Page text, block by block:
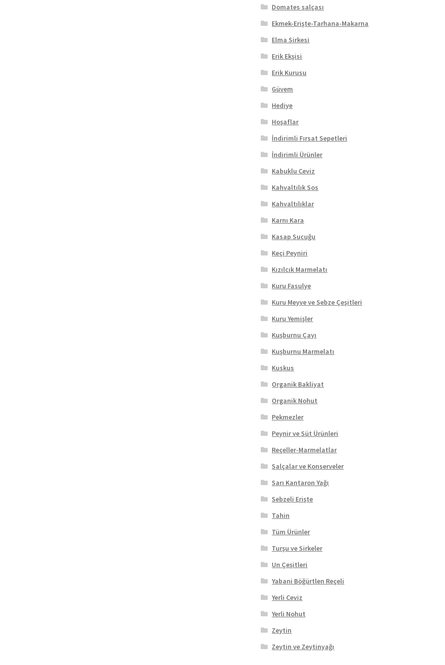
Domates salçası
Ekmek-Erişte-Tarhana-Makarna
Elma Sirkesi
Erik Ekşisi
Erik Kurusu
Güvem
Hediye
Hoşaflar
İndirimli Fırsat Sepetleri
İndirimli Ürünler
Kabuklu Ceviz
Kahvaltılık Sos
Kahvaltılıklar
Karnı Kara
Kasap Sucuğu
Keçi Peyniri
Kızılcık Marmelatı
Kuru Fasulye
Kuru Meyve ve Sebze Çeşitleri
Kuru Yemişler
Kuşburnu Çayı
Kuşburnu Marmelatı
Kuskus
Organik Bakliyat
Organik Nohut
Pekmezler
Peynir ve Süt Ürünleri
Reçeller-Marmelatlar
Salçalar ve Konserveler
Sarı Kantaron Yağı
Sebzeli Erişte
Tahin
Tüm Ürünler
Turşu ve Sirkeler
Un Çeşitleri
Yabani Böğürtlen Reçeli
Yerli Ceviz
Yerli Nohut
Zeytin
Zeytin ve Zeytinyağı